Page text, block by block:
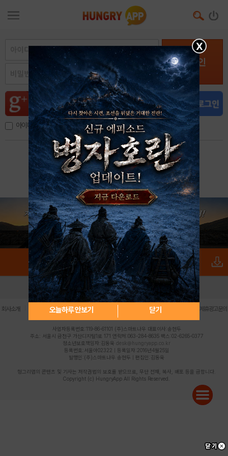
로그인
아이디, 이메일 저장
아이디 / 비밀번호 찾기 회원가입
X
오늘하루 안보기 닫기
로그인 PC버전 전체앱
회사소개 | 개인정보 처리방침 불법촬영물 신고센터 제휴광고문의
사업자등록번호:119-86-61101 (주)스마트나우 대표이사:송현두
주소: 서울시 금천구 가산디지털1로 171 연락처:063-284-8635 팩스:02-6265-0377
청소년보호책임자:김동욱 desk@hungryapp.co.kr
등록번호:서울아02322 | 등록일자:2016년4월25일
발행인:(주)스마트나우 송현두 | 편집인:김동욱
헝그리앱의 콘텐츠 및 기사는 저작권법의 보호를 받으므로, 무단 전재, 복사, 배포 등을 금합니다.
Copyright (c) HungryApp All Rights Reserved.